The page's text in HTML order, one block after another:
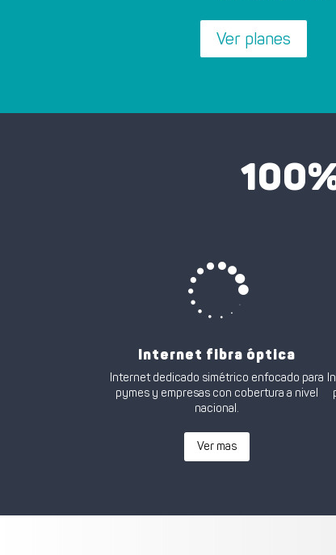
Ver planes

Internet fibra óptica
Internet dedicado simétrico enfocado para
pymes y empresas con cobertura a nivel
nacional.
Ver mas